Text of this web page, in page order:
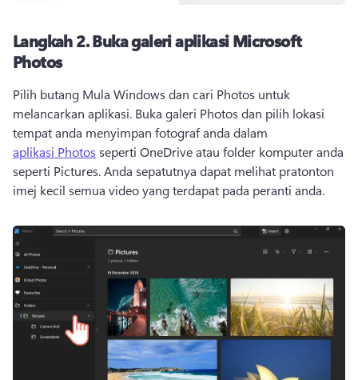
Langkah 2.Buka galeri aplikasi Microsoft
Photos
Pilih butang Mula Windows dan cari Photos untuk
melancarkan aplikasi. Buka galeri Photos dan pilih lokasi
tempat anda menyimpan fotograf anda dalam
aplikasi Photos seperti OneDrive atau folder komputer anda
seperti Pictures. Anda sepatutnya dapat melihat pratonton
imej kecil semua video yang terdapat pada peranti anda.